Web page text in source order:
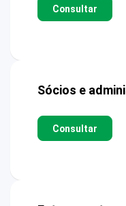
Consultar
Sócios e
Consultar